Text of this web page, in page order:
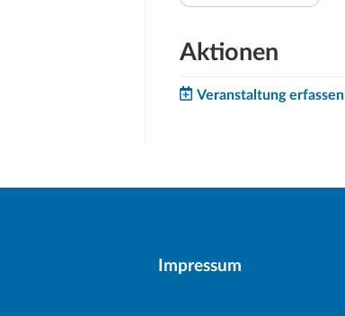
Aktionen
Veranstaltung erfassen
Impressum